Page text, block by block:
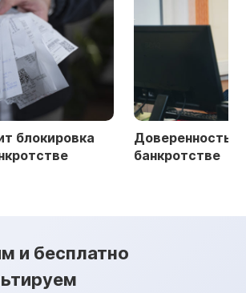
блокировка
Доверенность
банкротстве
и бесплатно